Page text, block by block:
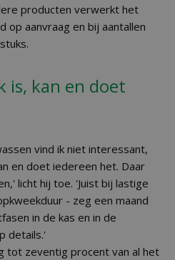
producten verwerkt het
op aanvraag en bij aantallen
is, kan en doet
vind ik niet interessant,
en doet iedereen het. Daar
licht hij toe. 'Juist bij lastige
- zeg een maand
in de kas en in de
details.'
tot zeventig procent van al het